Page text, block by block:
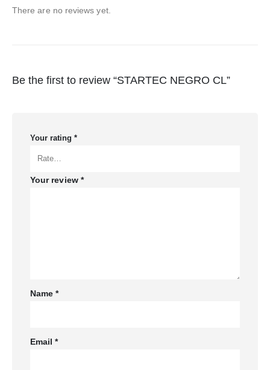
There are no reviews yet.
Be the first to review “STARTEC NEGRO CL”
Your rating *
Your review *
Name*
Email*